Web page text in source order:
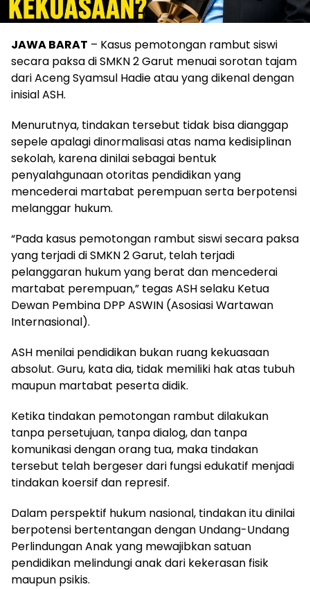
JAWA BARAT – Kasus pemotongan rambut siswi
secara paksa di SMKN 2 Garut menuai sorotan tajam
dari Aceng Syamsul Hadie atau yang dikenal dengan
inisial ASH.
Menurutnya, tindakan tersebut tidak bisa dianggap
sepele apalagi dinormalisasi atas nama kedisiplinan
sekolah, karena dinilai sebagai bentuk
penyalahgunaan otoritas pendidikan yang
mencederai martabat perempuan serta berpotensi
melanggar hukum.
“Pada kasus pemotongan rambut siswi secara paksa
yang terjadi di SMKN 2 Garut, telah terjadi
pelanggaran hukum yang berat dan mencederai
martabat perempuan,” tegas ASH selaku Ketua
Dewan Pembina DPP ASWIN (Asosiasi Wartawan
Internasional).
ASH menilai pendidikan bukan ruang kekuasaan
absolut. Guru, kata dia, tidak memiliki hak atas tubuh
maupun martabat peserta didik.
Ketika tindakan pemotongan rambut dilakukan
tanpa persetujuan, tanpa dialog, dan tanpa
komunikasi dengan orang tua, maka tindakan
tersebut telah bergeser dari fungsi edukatif menjadi
tindakan koersif dan represif.
Dalam perspektif hukum nasional, tindakan itu dinilai
berpotensi bertentangan dengan Undang-Undang
Perlindungan Anak yang mewajibkan satuan
pendidikan melindungi anak dari kekerasan fisik
maupun psikis.